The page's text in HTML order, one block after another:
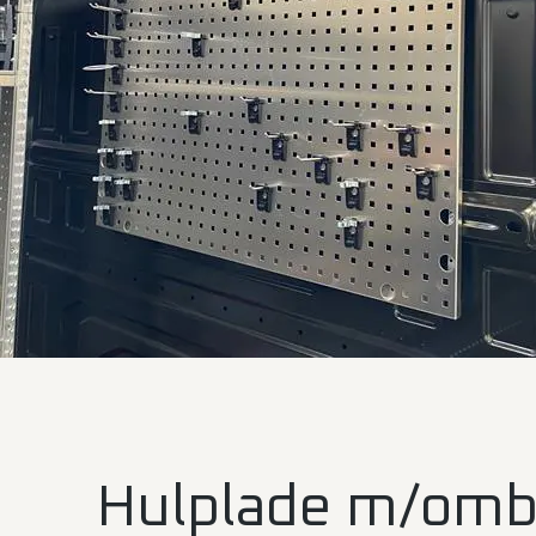
Hulplade m/